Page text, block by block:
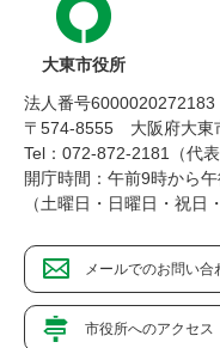
大東市役所
法人番号6000020272183
〒574-8555 大阪府大東
Tel：072-872-2181（代表
開庁時間：午前9時から
（土曜日・日曜日・祝日
メールでのお問い合
市役所へのアクセス